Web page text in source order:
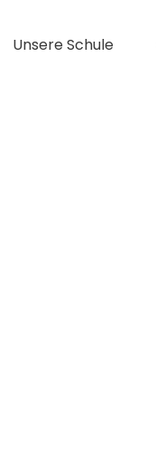
Unsere Schule